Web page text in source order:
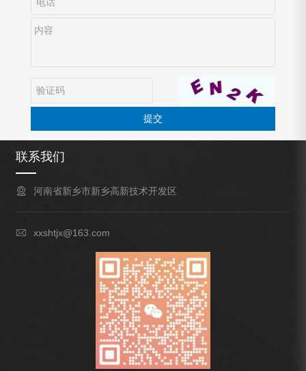
提交
联系我们
河南省新乡市新乡高新技术开发区
xxshtjx@163.com